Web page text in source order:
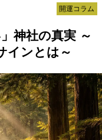
開運コラム
神社の真実 ～
インとは～